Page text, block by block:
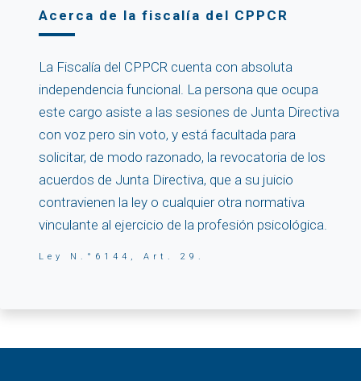
Acerca de la fiscalía del CPPCR
La Fiscalía del CPPCR cuenta con absoluta
independencia funcional. La persona que ocupa
este cargo asiste a las sesiones de Junta Directiva
con voz pero sin voto, y está facultada para
solicitar, de modo razonado, la revocatoria de los
acuerdos de Junta Directiva, que a su juicio
contravienen la ley o cualquier otra normativa
vinculante al ejercicio de la profesión psicológica.
Ley N.°6144, Art. 29.